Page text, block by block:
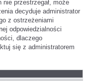
przestrzegał, może
decyduje administrator
z ostrzeżeniami
odpowiedzialności
dlaczego
się z administratorem